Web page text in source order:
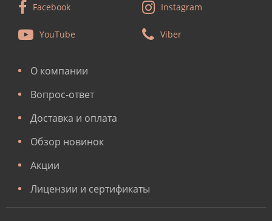
Facebook Instagram
YouTube Viber
О компании
Вопрос-ответ
Доставка и оплата
Обзор новинок
Акции
Лицензии и сертификаты